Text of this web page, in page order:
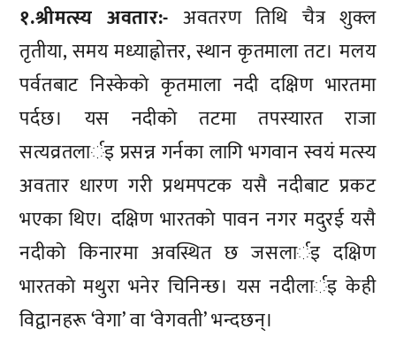
१.श्रीमत्स्य अवतार:- अवतरण तिथि चैत्र शुक्ल
तृतीया, समय मध्‍याह्नोत्तर, स्थान कृतमाला तट। मलय
पर्वतबाट निस्केकाे कृतमाला नदी दक्षिण भारतमा
पर्दछ। यस नदीकाे तटमा तपस्यारत राजा
सत्यव्रतलार्इ प्रसन्न गर्नका लागि भगवान स्वयं मत्स्य
अवतार धारण गरी प्रथमपटक यसै नदीबाट प्रकट
भएका थिए। दक्षिण भारतकाे पावन नगर मदुरई यसै
नदीकाे किनारमा अवस्थित छ जसलार्इ दक्षिण
भारतकाे मथुरा भनेर चिनिन्छ। यस नदीलार्इ केही
विद्वानहरू ‘वेगा’ वा ‘वेगवती’ भन्दछन्।